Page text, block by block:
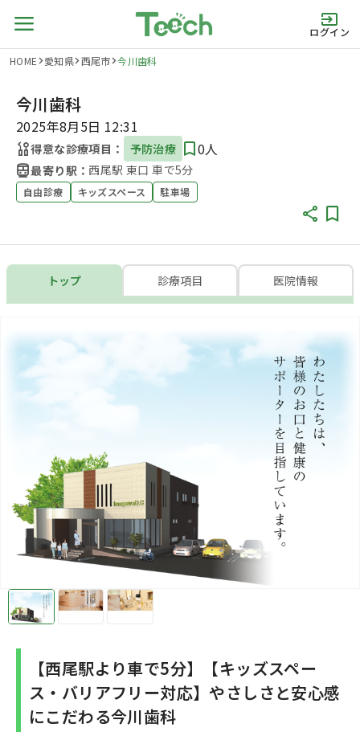
ログイン
HOME 愛知県 西尾市 今川歯科
今川歯科
2025年8月5日 12:31
得意な診療項目： 予防治療 0人
最寄り駅： 西尾駅 東口 車で5分
自由診療 キッズスペース 駐車場
トップ 診療項目 医院情報
【西尾駅より車で5分】【キッズスペー
ス・バリアフリー対応】やさしさと安心感
にこだわる今川歯科